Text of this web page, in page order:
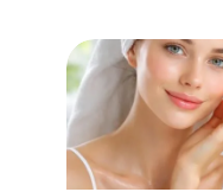
Bien-être